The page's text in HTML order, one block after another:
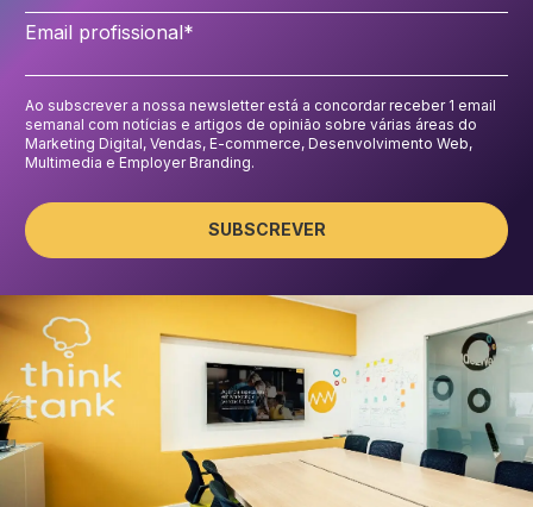
Email profissional*
Ao subscrever a nossa newsletter está a concordar receber 1 email
semanal com notícias e artigos de opinião sobre várias áreas do
Marketing Digital, Vendas, E-commerce, Desenvolvimento Web,
Multimedia e Employer Branding.
SUBSCREVER